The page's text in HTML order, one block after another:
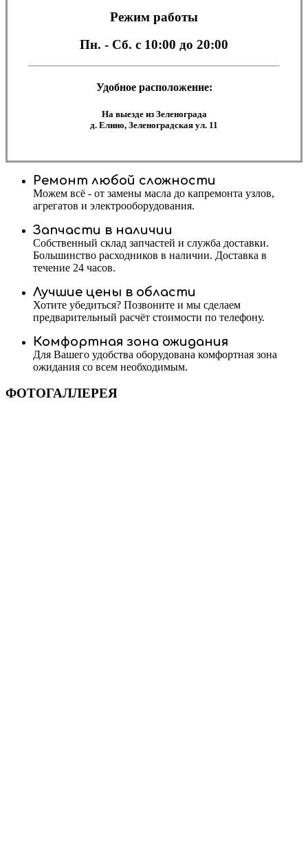
Режим работы
Пн. - Сб. с 10:00 до 20:00
Удобное расположение:
На выезде из Зеленограда
д. Елино, Зеленоградская ул. 11
Ремонт любой сложности
Можем всё - от замены масла до капремонта узлов,
агрегатов и электрооборудования.
Запчасти в наличии
Собственный склад запчастей и служба доставки.
Большинство расходников в наличии. Доставка в
течение 24 часов.
Лучшие цены в области
Хотите убедиться? Позвоните и мы сделаем
предварительный расчёт стоимости по телефону.
Комфортная зона ожидания
Для Вашего удобства оборудована комфортная зона
ожидания со всем необходимым.
ФОТОГАЛЛЕРЕЯ